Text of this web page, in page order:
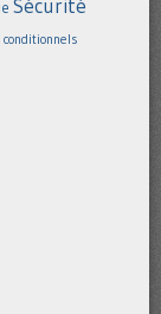
Sécurité
conditionnels